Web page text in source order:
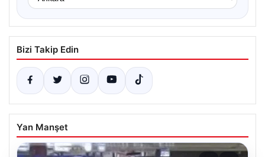
Bizi Takip Edin
Yan Manşet